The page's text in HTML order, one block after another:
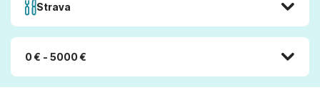
Strava
0 € - 5000 €